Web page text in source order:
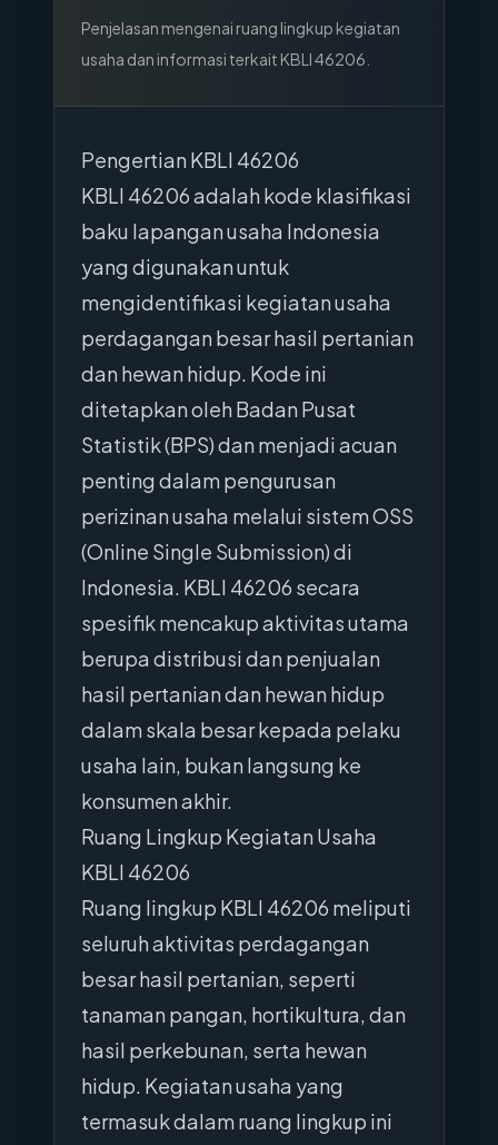
Penjelasan mengenai ruang lingkup kegiatan
usaha dan informasi terkait KBLI46206
Pengertian KBLI 46206
KBLI 46206 adalah kode klasifikasi
baku lapangan usaha Indonesia
yang digunakan untuk
mengidentifikasi kegiatan usaha
perdagangan besar hasil pertanian
dan hewan hidup. Kode ini
ditetapkan oleh Badan Pusat
Statistik (BPS) dan menjadi acuan
penting dalam pengurusan
perizinan usaha melalui sistem OSS
(Online Single Submission) di
Indonesia. KBLI 46206 secara
spesifik mencakup aktivitas utama
berupa distribusi dan penjualan
hasil pertanian dan hewan hidup
dalam skala besar kepada pelaku
usaha lain, bukan langsung ke
konsumen akhir.
Ruang Lingkup Kegiatan Usaha
KBLI 46206
Ruang lingkup KBLI 46206 meliputi
seluruh aktivitas perdagangan
besar hasil pertanian, seperti
tanaman pangan, hortikultura, dan
hasil perkebunan, serta hewan
hidup. Kegiatan usaha yang
termasuk dalam ruang lingkup ini